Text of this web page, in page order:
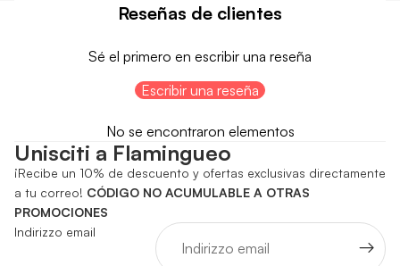
Reseñas de clientes
Sé el primero en escribir una reseña
Escribir una reseña
No se encontraron elementos
Unisciti a Flamingueo
¡Recibe un 10% de descuento y ofertas exclusivas directamente
a tu correo! CÓDIGO NO ACUMULABLE A OTRAS
PROMOCIONES
Indirizzo email